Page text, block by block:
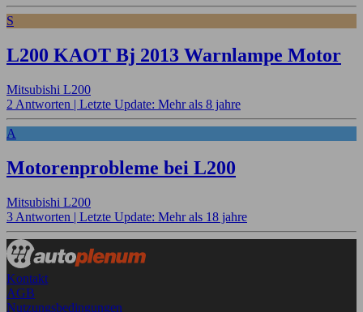
S
L200 KAOT Bj 2013 Warnlampe Motor
Mitsubishi L200
2 Antworten | Letzte Update: Mehr als 8 jahre
A
Motorenprobleme bei L200
Mitsubishi L200
3 Antworten | Letzte Update: Mehr als 18 jahre
Kontakt
AGB
Nutzungsbedingungen